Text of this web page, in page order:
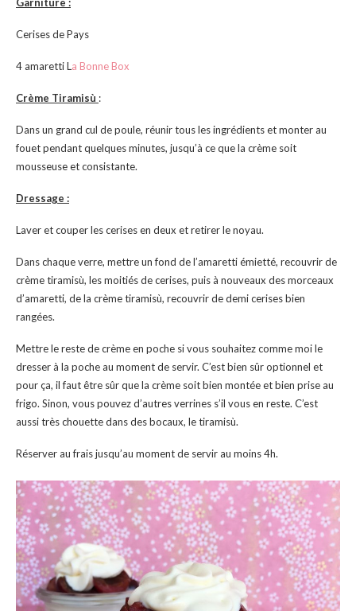
Garniture :
Cerises de Pays
4 amaretti La Bonne Box
Crème Tiramisù :
Dans un grand cul de poule, réunir tous les ingrédients et monter au
fouet pendant quelques minutes, jusqu’à ce que la crème soit
mousseuse et consistante.
Dressage :
Laver et couper les cerises en deux et retirer le noyau.
Dans chaque verre, mettre un fond de l’amaretti émietté, recouvrir de
crème tiramisù, les moitiés de cerises, puis à nouveaux des morceaux
d’amaretti, de la crème tiramisù, recouvrir de demi cerises bien
rangées.
Mettre le reste de crème en poche si vous souhaitez comme moi le
dresser à la poche au moment de servir. C’est bien sûr optionnel et
pour ça, il faut être sûr que la crème soit bien montée et bien prise au
frigo. Sinon, vous pouvez d’autres verrines s’il vous en reste. C’est
aussi très chouette dans des bocaux, le tiramisù.
Réserver au frais jusqu’au moment de servir au moins 4h.